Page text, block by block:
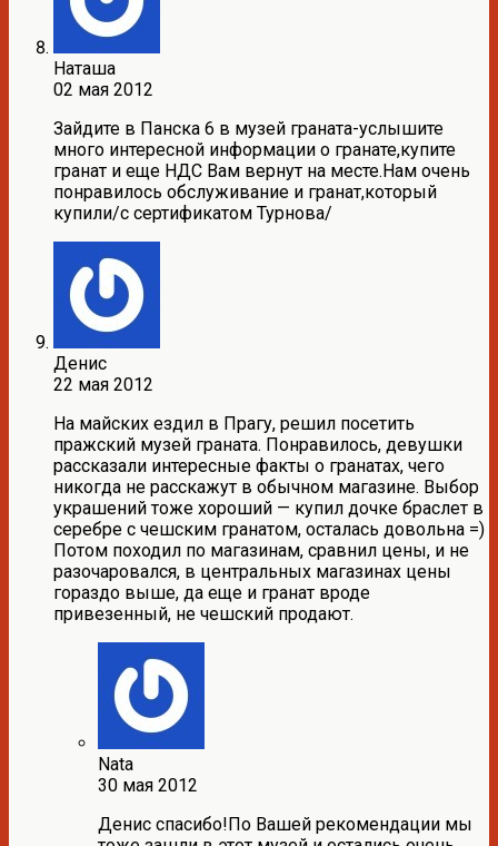
Наташа
02 мая 2012
Зайдите в Панска 6 в музей граната-услышите
много интересной информации о гранате,купите
гранат и еще НДС Вам вернут на месте.Нам очень
понравилось обслуживание и гранат,который
купили/с сертификатом Турнова/
Денис
22 мая 2012
На майских ездил в Прагу, решил посетить
пражский музей граната. Понравилось, девушки
рассказали интересные факты о гранатах, чего
никогда не расскажут в обычном магазине. Выбор
украшений тоже хороший — купил дочке браслет в
серебре с чешским гранатом, осталась довольна =)
Потом походил по магазинам, сравнил цены, и не
разочаровался, в центральных магазинах цены
гораздо выше, да еще и гранат вроде
привезенный, не чешский продают.
Nata
30 мая 2012
Денис спасибо!По Вашей рекомендации мы